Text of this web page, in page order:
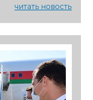
читать новость